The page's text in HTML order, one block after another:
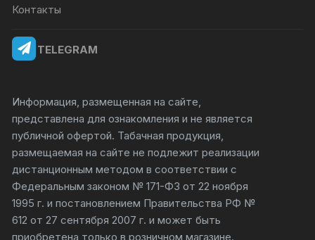
Контакты
TELEGRAM
Информация, размещенная на сайте,
представлена для ознакомления и не является
публичной офертой. Табачная продукция,
размещаемая на сайте не подлежит реализации
дистанционным методом в соответствии с
Федеральным законом № 171-ФЗ от 22 ноября
1995 г. и постановлением Правительства РФ №
612 от 27 сентября 2007 г. и может быть
приобретена только в розничном магазине.